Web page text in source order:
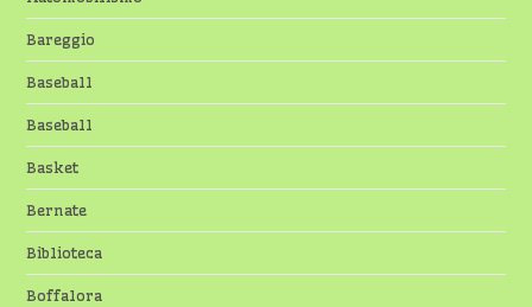
Bareggio
Baseball
Baseball
Basket
Bernate
Biblioteca
Boffalora